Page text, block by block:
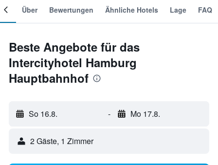
Über Bewertungen Ähnliche Hotels Lage FAQ
Beste Angebote für das
Intercityhotel Hamburg
Hauptbahnhof
So 16.8. - Mo 17.8.
2 Gäste, 1 Zimmer